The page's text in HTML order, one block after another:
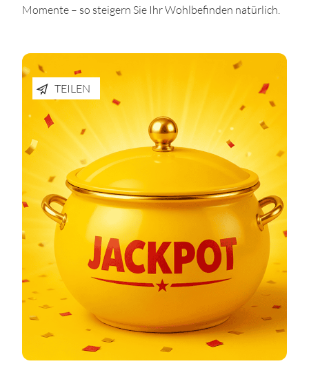
Momente – so steigern Sie Ihr Wohlbefinden natürlich.
TEILEN